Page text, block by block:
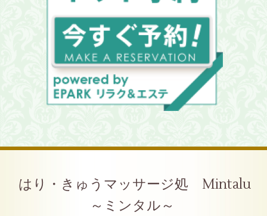
はり・きゅうマッサージ処 Mintalu
～ミンタル～